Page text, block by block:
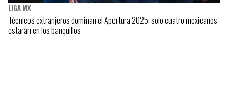
LIGA MX
Técnicos extranjeros dominan el Apertura 2025: solo cuatro mexicanos
estarán en los banquillos